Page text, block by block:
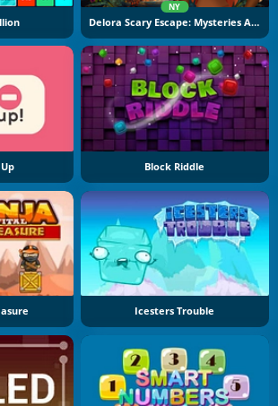
NY
Delora Scary Escape: Mysteries Adventure
Block Riddle
Icesters Trouble